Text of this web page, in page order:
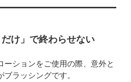
け」で終わらせない
ーションをご使用の際、意外と
ブラッシングです。